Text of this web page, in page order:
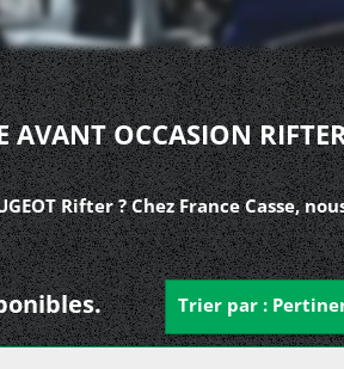
AVANT OCCASION
Rifter ? Chez France Casse,
Trier par :